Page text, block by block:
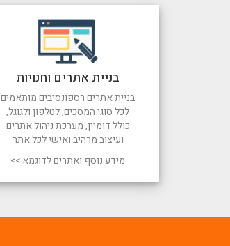
בניית אתרים וחנויות
בניית אתרים רספונסיבים מותאמים
לכל סוגי המסכים, לטלפון ולגוגל,
כולל דומיין, מערכת ניהול אתרים
ועיצוב מרהיב ואישי לכל אתר
מידע נוסף ואתרים לדוגמא >>